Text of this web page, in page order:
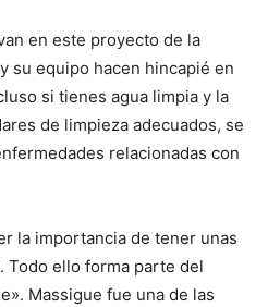
en este proyecto de la
su equipo hacen hincapié en
si tienes agua limpia y la
de limpieza adecuados, se
relacionadas con
la importancia de tener unas
Todo ello forma parte del
Massigue fue una de las